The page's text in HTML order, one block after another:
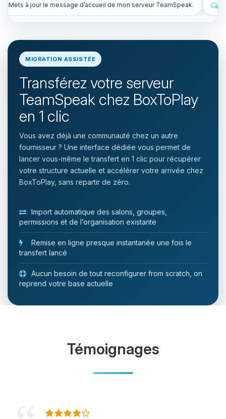
mon serveur TeamSpeak. Liste les snapshots manuels et
MIGRATION ASSISTÉE
Transférez votre serveur
TeamSpeak chez BoxToPlay
en 1 clic
Vous avez déjà une communauté chez un autre
fournisseur ? Une interface dédiée vous permet de
lancer vous-même le transfert en 1 clic pour récupérer
votre structure actuelle et accélérer votre arrivée chez
BoxToPlay, sans repartir de zéro.
Import automatique des salons, groupes,
permissions et de l’organisation existante
Remise en ligne presque instantanée une fois le
transfert lancé
Aucun besoin de tout reconfigurer from scratch, on
reprend votre base actuelle
Témoignages